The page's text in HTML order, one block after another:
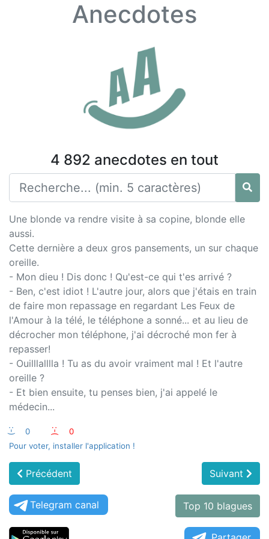
Anecdotes
4 892 anecdotes en tout
Une blonde va rendre visite à sa copine, blonde elle
aussi.
Cette dernière a deux gros pansements, un sur chaque
oreille.
- Mon dieu ! Dis donc ! Qu'est-ce qui t'es arrivé ?
- Ben, c'est idiot ! L'autre jour, alors que j'étais en train
de faire mon repassage en regardant Les Feux de
l'Amour à la télé, le téléphone a sonné... et au lieu de
décrocher mon téléphone, j'ai décroché mon fer à
repasser!
- Ouilllalllla ! Tu as du avoir vraiment mal ! Et l'autre
oreille ?
- Et bien ensuite, tu penses bien, j'ai appelé le
médecin...
:-) 0 :-(
0
Pour voter, installer l'application !
Précédent Suivant
Telegram canal Top 10 blagues